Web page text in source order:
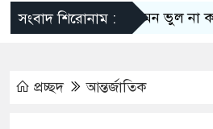
সংবাদ শিরোনাম :এমন ভুল না করলেও
প্রচ্ছদ আন্তর্জাতিক